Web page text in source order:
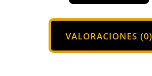
VALORACIONES (0)